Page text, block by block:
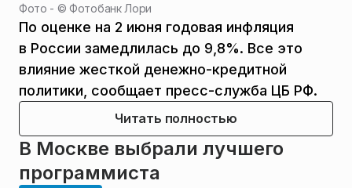
Фото - ©Фотобанк Лори
По оценке на 2 июня годовая инфляция
в России замедлилась до 9,8%. Все это
влияние жесткой денежно-кредитной
политики, сообщает пресс-служба ЦБ РФ.
Читать полностью
В Москве выбрали лучшего
программиста